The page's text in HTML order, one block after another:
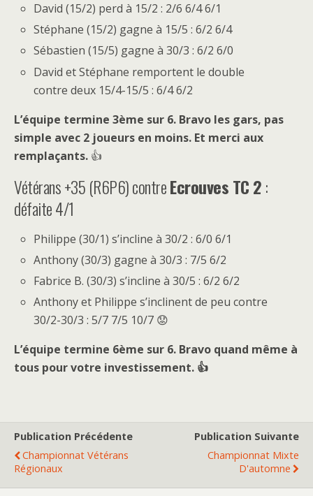
David (15/2) perd à 15/2 : 2/6 6/4 6/1
Stéphane (15/2) gagne à 15/5 : 6/2 6/4
Sébastien (15/5) gagne à 30/3 : 6/2 6/0
David et Stéphane remportent le double
contre deux 15/4-15/5 : 6/4 6/2
L’équipe termine 3ème sur 6. Bravo les gars, pas
simple avec 2 joueurs en moins. Et merci aux
remplaçants. 👍
Vétérans +35 (R6P6) contreEcrouves TC 2:
défaite 4/1
Philippe (30/1) s’incline à 30/2 : 6/0 6/1
Anthony (30/3) gagne à 30/3 : 7/5 6/2
Fabrice B. (30/3) s’incline à 30/5 : 6/2 6/2
Anthony et Philippe s’inclinent de peu contre
30/2-30/3 : 5/7 7/5 10/7 😟
L’équipe termine 6ème sur 6. Bravo quand même à
tous pour votre investissement. 👍
Publication Précédente
Championnat Vétérans
Régionaux
Publication Suivante
Championnat Mixte
D'automne